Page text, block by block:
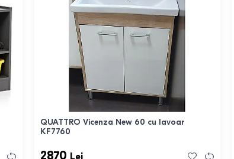
QUATTRO Vicenza New 60 cu lavoar
KF7760
2870 Lei